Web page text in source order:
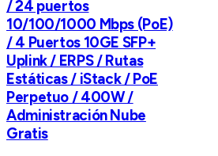
/ 24 puertos
10/100/1000 Mbps (PoE)
/ 4 Puertos 10GE SFP+
Uplink / ERPS / Rutas
Estáticas / iStack / PoE
Perpetuo / 400W /
Administración Nube
Gratis